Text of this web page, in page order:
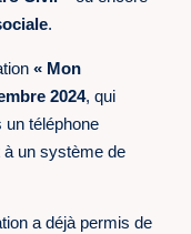
.
« Mon
2024, qui
un téléphone
à un système de
a déjà permis de